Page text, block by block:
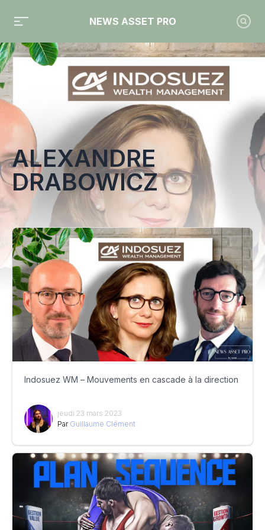
NEWS ASSET PRO
Toute l'actualité sur le tag "Alexandre Drabowicz"
ALEXANDRE
DRABOWICZ
Indosuez WM – Mouvements en cascade à la direction
jeudi 23 mars 2023
Par Guillaume Clément